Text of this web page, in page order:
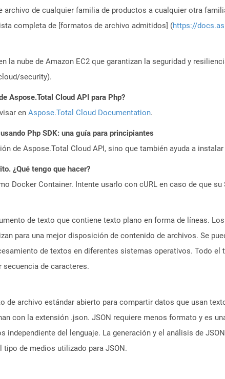
de cualquier familia de productos a cualquier otra
completa de [formatos de archivo admitidos] (https://
la nube de Amazon EC2 que garantizan la seguridad y
security).
Aspose.Total Cloud API para Php?
en Aspose.Total Cloud Documentation.
Php SDK: una guía para principiantes
de Aspose.Total Cloud API, sino que también ayuda a
¿Qué tengo que hacer?
Docker Container. Intente usarlo con cURL en caso de que
de texto que contiene texto plano en forma de líneas.
para una mejor disposición de contenido de archivos. Se
de textos en diferentes sistemas operativos. Todo el
de caracteres.
de archivo estándar abierto para compartir datos que usan
con la extensión .json. JSON requiere menos formato y es
independiente del lenguaje. La generación y el análisis de
de medios utilizado para JSON.